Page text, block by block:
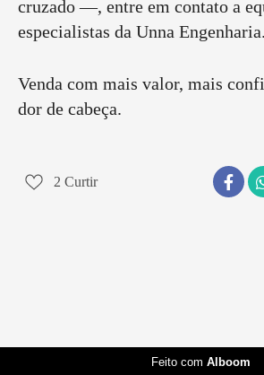
cruzado —, entre em contato a
especialistas da Unna Engenharia.
Venda com mais valor, mais
dor de cabeça.
2 Curtir
Feito com Alboom